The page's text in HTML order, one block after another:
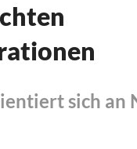
sich an